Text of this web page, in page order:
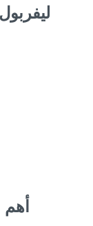
أهم